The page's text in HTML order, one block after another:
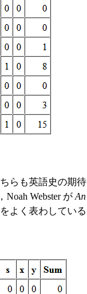
も英語史の期
Noah Webster が
よく表わしている